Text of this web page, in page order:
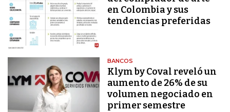
en Colombia y sus
tendencias preferidas
BANCOS
Klym by Coval reveló un
aumento de 26% de su
volumen negociado en
primer semestre